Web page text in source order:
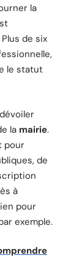
la
de six
le statut
la mairie.
pour
de
à
pour
exemple.